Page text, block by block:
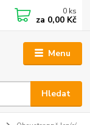
Menu
Hledat
0 ks
za 0,00 Kč